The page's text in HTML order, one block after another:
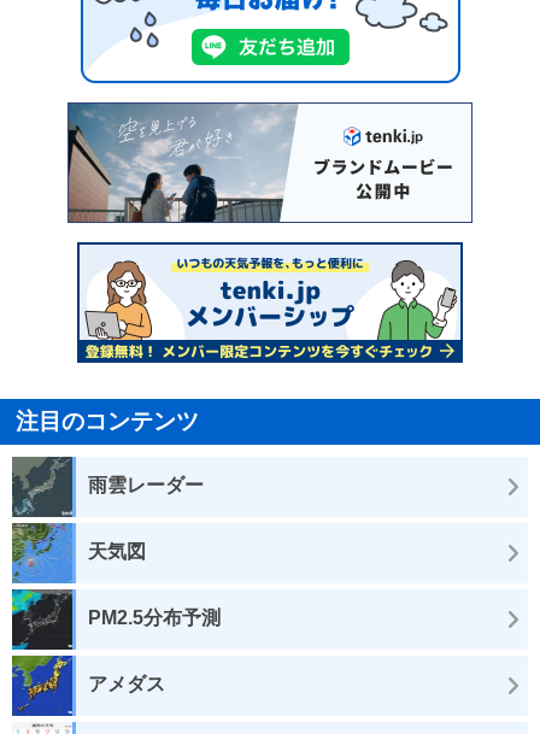
注目のコンテンツ
雨雲レーダー
天気図
PM2.5分布予測
アメダス